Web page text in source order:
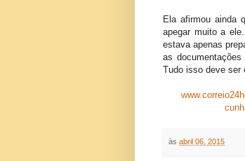
Ela afirmou ainda
apegar muito a
estava apenas
as
Tudo isso deve ser
às abril 06, 2015